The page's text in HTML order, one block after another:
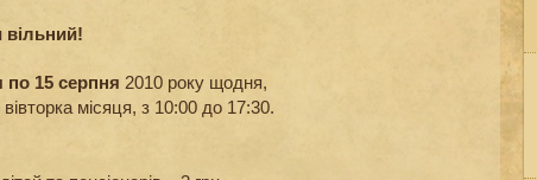
вільний!
по 15 серпня 2010 року щодня,
місяця, з 10:00 до 17:30.